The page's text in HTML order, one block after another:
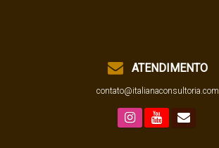
ATENDIMENTO
contato@italianaconsultoria.com